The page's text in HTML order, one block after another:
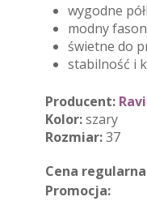
wygodne
modny
świetne do
stabilność i
Producent:
Kolor:szary
Rozmiar:37
Cena
Promocja: